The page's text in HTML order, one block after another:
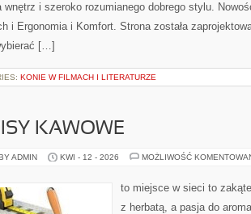
wnętrz i szeroko rozumianego dobrego stylu.
i Ergonomia i Komfort. Strona została
[…]
KONIE W FILMACH I LITERATURZE
KAWOWE
ADMIN KWI - 12 - 2026 MOŻLIWOŚĆ
to miejsce w sieci to
z herbatą, a pasja do